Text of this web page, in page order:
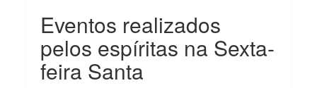
Eventos realizados
pelos espíritas na Sexta-
feira Santa